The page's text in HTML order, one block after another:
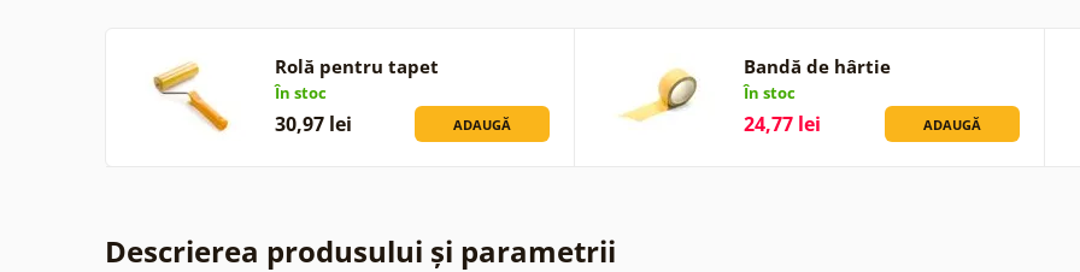
Rolă pentru tapet
În stoc
30,97 lei ADAUGĂ
Bandă de hârtie
În stoc
24,77 lei ADAUGĂ
Descrierea produsului și parametrii